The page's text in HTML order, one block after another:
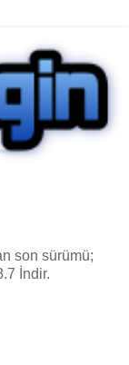
son sürümü;
İndir.